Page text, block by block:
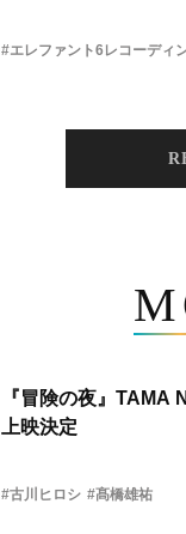
#エレファント6レコーディ
『冒険の夜』TAMA
上映決定
#古川ヒロシ #髙橋雄祐